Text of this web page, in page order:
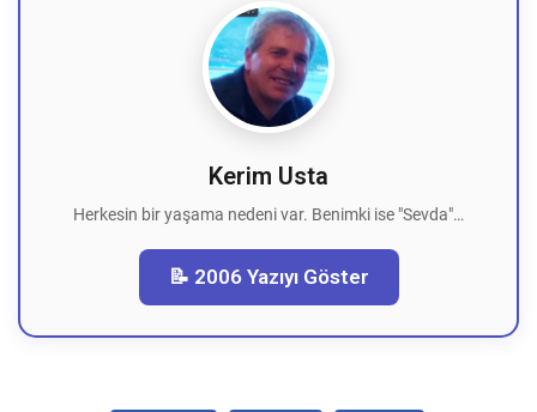
Kerim Usta
Herkesin bir yaşama nedeni var. Benimki ise "Sevda"…
📝 2006 Yazıyı Göster